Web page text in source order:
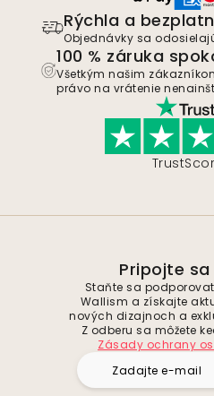
Rýchla a
Objednávky sa
100 % záruka
Všetkým našim
právo na vrátenie
Pripojte
Staňte sa
Wallism a získajte
nových dizajnoch a
Z odberu sa môžete
Zásady ochrany